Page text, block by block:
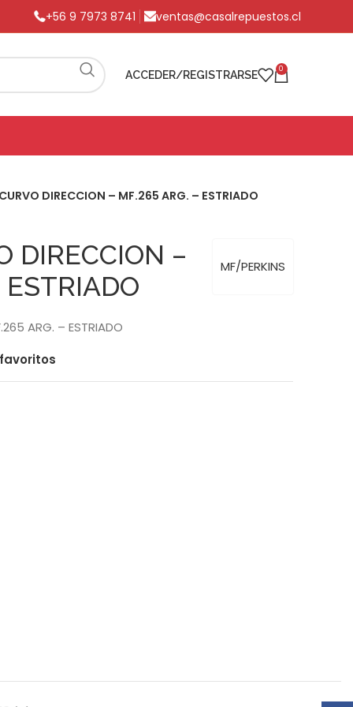
+56 9 7973 8741 ventas@casalrepuestos.cl
ACCEDER/REGISTRARSE 0
DIRECCION – MF.265 ARG. – ESTRIADO
MF/PERKINS
DIRECCION –
ESTRIADO
ARG. – ESTRIADO